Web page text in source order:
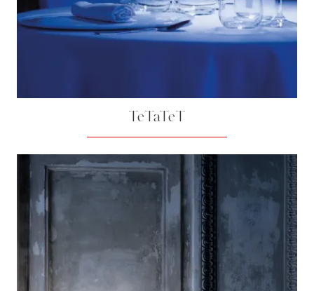
TeTaTeT